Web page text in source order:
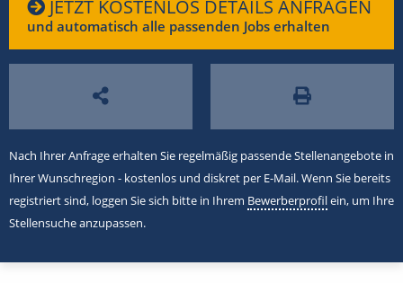
JETZT KOSTENLOS DETAILS ANFRAGEN
und automatisch alle passenden Jobs erhalten
Nach Ihrer Anfrage erhalten Sie regelmäßig passende Stellenangebote in
Ihrer Wunschregion - kostenlos und diskret per E-Mail. Wenn Sie bereits
registriert sind, loggen Sie sich bitte in Ihrem Bewerberprofilein, um Ihre
Stellensuche anzupassen.